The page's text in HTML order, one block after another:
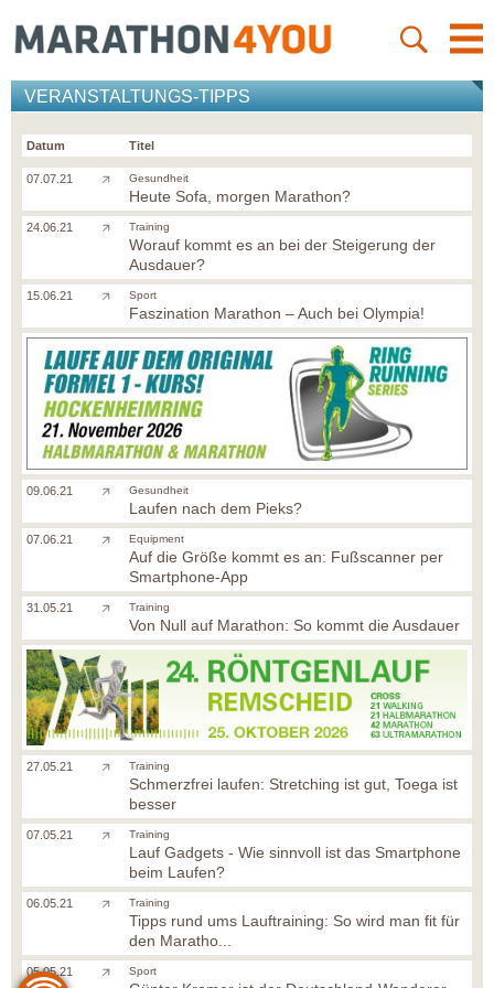
VERANSTALTUNGS-TIPPS
Datum Titel
07.07.21 Gesundheit
Heute Sofa, morgen Marathon?
24.06.21 Training
Worauf kommt es an bei der Steigerung der
Ausdauer?
15.06.21 Sport
Faszination Marathon – Auch bei Olympia!
09.06.21 Gesundheit
Laufen nach dem Pieks?
07.06.21 Equipment
Auf die Größe kommt es an: Fußscanner per
Smartphone-App
31.05.21 Training
Von Null auf Marathon: So kommt die Ausdauer
27.05.21 Training
Schmerzfrei laufen: Stretching ist gut, Toega ist
besser
07.05.21 Training
Lauf Gadgets - Wie sinnvoll ist das Smartphone
beim Laufen?
06.05.21 Training
Tipps rund ums Lauftraining: So wird man fit für
den Maratho...
05.05.21 Sport